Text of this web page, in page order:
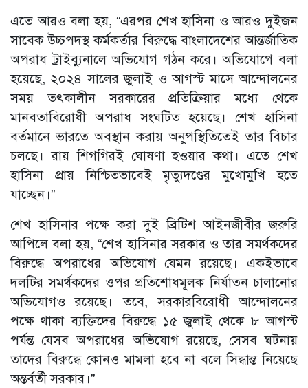
এতে আরও বলা হয়, “এরপর শেখ হাসিনা ও আরও দুইজন
সাবেক উচ্চপদস্থ কর্মকর্তার বিরুদ্ধে বাংলাদেশের আন্তর্জাতিক
অপরাধ ট্রাইব্যুনালে অভিযোগ গঠন করে। অভিযোগে বলা
হয়েছে, ২০২৪ সালের জুলাই ও আগস্ট মাসে আন্দোলনের
সময় তৎকালীন সরকারের প্রতিক্রিয়ার মধ্যে থেকে
মানবতাবিরোধী অপরাধ সংঘটিত হয়েছে। শেখ হাসিনা
বর্তমানে ভারতে অবস্থান করায় অনুপস্থিতিতেই তার বিচার
চলছে। রায় শিগগিরই ঘোষণা হওয়ার কথা। এতে শেখ
হাসিনা প্রায় নিশ্চিতভাবেই মৃত্যুদণ্ডের মুখোমুখি হতে
যাচ্ছেন।”
শেখ হাসিনার পক্ষে করা দুই ব্রিটিশ আইনজীবীর জরুরি
আপিলে বলা হয়, “শেখ হাসিনার সরকার ও তার সমর্থকদের
বিরুদ্ধে অপরাধের অভিযোগ যেমন রয়েছে। একইভাবে
দলটির সমর্থকদের ওপর প্রতিশোধমূলক নির্যাতন চালানোর
অভিযোগও রয়েছে। তবে, সরকারবিরোধী আন্দোলনের
পক্ষে থাকা ব্যক্তিদের বিরুদ্ধে ১৫ জুলাই থেকে ৮ আগস্ট
পর্যন্ত যেসব অপরাধের অভিযোগ রয়েছে, সেসব ঘটনায়
তাদের বিরুদ্ধে কোনও মামলা হবে না বলে সিদ্ধান্ত নিয়েছে
অন্তর্বর্তী সরকার।”